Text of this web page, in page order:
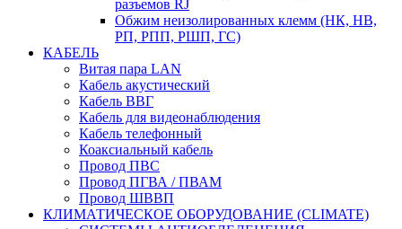
разъемов RJ
Обжим неизолированных клемм (НК, НВ,
РП, РПП, РШП, ГС)
КАБЕЛЬ
Витая пара LAN
Кабель акустический
Кабель ВВГ
Кабель для видеонаблюдения
Кабель телефонный
Коаксиальный кабель
Провод ПВС
Провод ПГВА / ПВАМ
Провод ШВВП
КЛИМАТИЧЕСКОЕ ОБОРУДОВАНИЕ (CLIMATE)